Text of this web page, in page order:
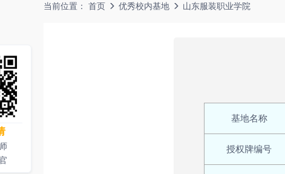
当前位置： 首页 优秀校内基地 山东服装职业学院
基地名称
授权牌编号